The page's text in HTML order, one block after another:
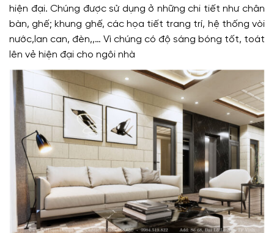
hiện đại. Chúng được sử dụng ở những chi tiết như chân
bàn, ghế; khung ghế, các họa tiết trang trí, hệ thống vòi
nước,lan can, đèn,,… Vì chúng có độ sáng bóng tốt, toát
lên vẻ hiện đại cho ngôi nhà